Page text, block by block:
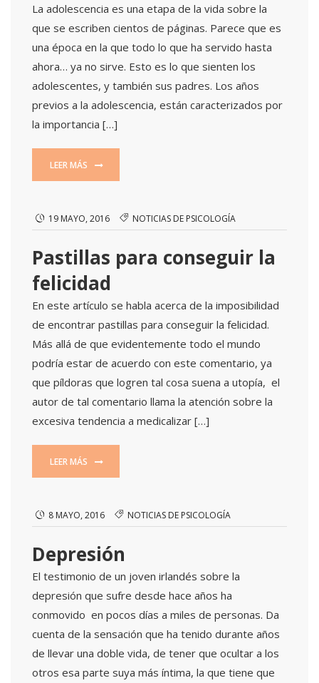
La adolescencia es una etapa de la vida sobre la
que se escriben cientos de páginas. Parece que es
una época en la que todo lo que ha servido hasta
ahora… ya no sirve. Esto es lo que sienten los
adolescentes, y también sus padres. Los años
previos a la adolescencia, están caracterizados por
la importancia […]
LEER MÁS
19 MAYO, 2016 NOTICIAS DE PSICOLOGÍA
Pastillas para conseguir la
felicidad
En este artículo se habla acerca de la imposibilidad
de encontrar pastillas para conseguir la felicidad.
Más allá de que evidentemente todo el mundo
podría estar de acuerdo con este comentario, ya
que píldoras que logren tal cosa suena a utopía, el
autor de tal comentario llama la atención sobre la
excesiva tendencia a medicalizar […]
LEER MÁS
8 MAYO, 2016 NOTICIAS DE PSICOLOGÍA
Depresión
El testimonio de un joven irlandés sobre la
depresión que sufre desde hace años ha
conmovido en pocos días a miles de personas. Da
cuenta de la sensación que ha tenido durante años
de llevar una doble vida, de tener que ocultar a los
otros esa parte suya más íntima, la que tiene que